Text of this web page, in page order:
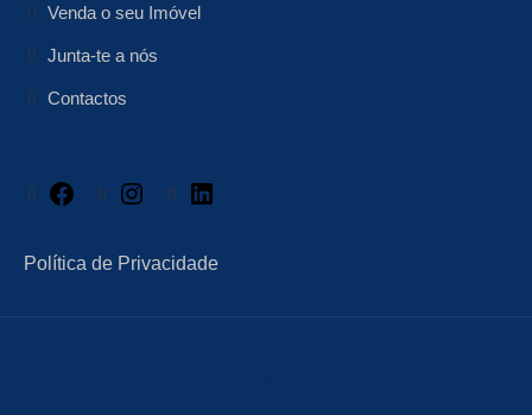
Venda o seu Imóvel
Junta-te a nós
Contactos
Facebook Instagram
Política de Privacidade